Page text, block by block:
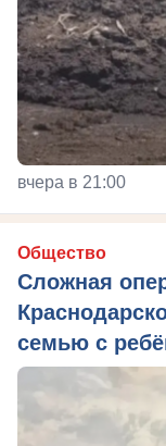
вчера в 21:00
Общество
Сложная
семью с